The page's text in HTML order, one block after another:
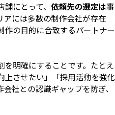
にとって、 依頼先の選定は事
アには多数の制作会社が存在
の目的に合致するパートナー
明確にすることです。たとえ
させたい」「採用活動を強化
社との認識ギャップを防ぎ、